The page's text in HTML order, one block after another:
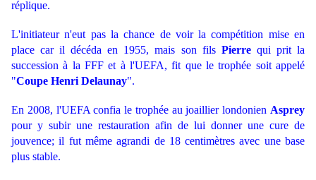
réplique.
L'initiateur n'eut pas la chance de voir la compétition mise en
place car il décéda en 1955, mais son fils Pierrequi prit la
succession à la FFF et à l'UEFA, fit que le trophée soit appelé
"Coupe Henri Delaunay".
En 2008, l'UEFA confia le trophée au joaillier londonien Asprey
pour y subir une restauration afin de lui donner une cure de
jouvence; il fut même agrandi de 18 centimètres avec une base
plus stable.